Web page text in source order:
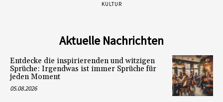
KULTUR
Aktuelle Nachrichten
Entdecke die inspirierenden und witzigen
Sprüche: Irgendwas ist immer Sprüche für
jeden Moment
05.08.2026